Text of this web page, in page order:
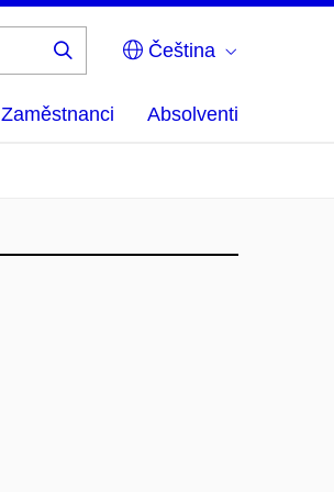
Čeština
Zaměstnanci Absolventi